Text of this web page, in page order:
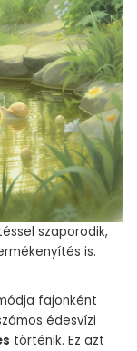
szaporodik,
is.
fajonként
édesvízi
történik. Ez azt